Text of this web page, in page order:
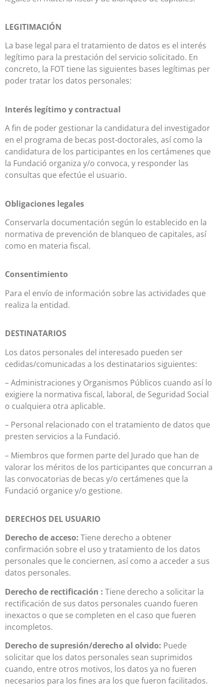
LEGITIMACIÓN
La base legal para el tratamiento de datos es el interés
legítimo para la prestación del servicio solicitado. En
concreto, la FOT tiene las siguientes bases legítimas per
poder tratar los datos personales:
Interés legítimo y contractual
A fin de poder gestionar la candidatura del investigador
en el programa de becas post-doctorales, así como la
candidatura de los participantes en los certámenes que
la Fundació organiza y/o convoca, y responder las
consultas que efectúe el usuario.
Obligaciones legales
Conservarla documentación según lo establecido en la
normativa de prevención de blanqueo de capitales, así
como en materia fiscal.
Consentimiento
Para el envío de información sobre las actividades que
realiza la entidad.
DESTINATARIOS
Los datos personales del interesado pueden ser
cedidas/comunicadas a los destinatarios siguientes:
– Administraciones y Organismos Públicos cuando así lo
exigiere la normativa fiscal, laboral, de Seguridad Social
o cualquiera otra aplicable.
– Personal relacionado con el tratamiento de datos que
presten servicios a la Fundació.
– Miembros que formen parte del Jurado que han de
valorar los méritos de los participantes que concurran a
las convocatorias de becas y/o certámenes que la
Fundació organice y/o gestione.
DERECHOS DEL USUARIO
Derecho de acceso: Tiene derecho a obtener
confirmación sobre el uso y tratamiento de los datos
personales que le conciernen, así como a acceder a sus
datos personales.
Derecho de rectificación : Tiene derecho a solicitar la
rectificación de sus datos personales cuando fueren
inexactos o que se completen en el caso que fueren
incompletos.
Derecho de supresión/derecho al olvido: Puede
solicitar que los datos personales sean suprimidos
cuando, entre otros motivos, los datos ya no fueren
necesarios para los fines ara los que fueron facilitados.